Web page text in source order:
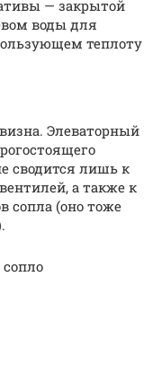
— закрытой
воды для
теплоту
Элеваторный
сводится лишь к
а также к
сопла (оно тоже